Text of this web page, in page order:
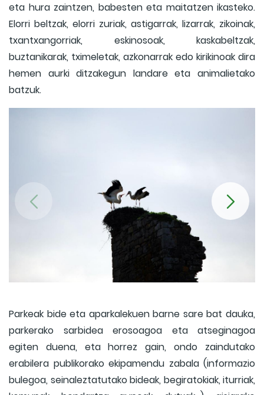
eta hura zaintzen, babesten eta maitatzen ikasteko.
Elorri beltzak, elorri zuriak, astigarrak, lizarrak, zikoinak,
txantxangorriak, eskinosoak, kaskabeltzak,
buztanikarak, tximeletak, azkonarrak edo kirikinoak dira
hemen aurki ditzakegun landare eta animalietako
batzuk.
Parkeak bide eta aparkalekuen barne sare bat dauka,
parkerako sarbidea erosoagoa eta atseginagoa
egiten duena, eta horrez gain, ondo zaindutako
erabilera publikorako ekipamendu zabala (informazio
bulegoa, seinaleztatutako bideak, begiratokiak, iturriak,